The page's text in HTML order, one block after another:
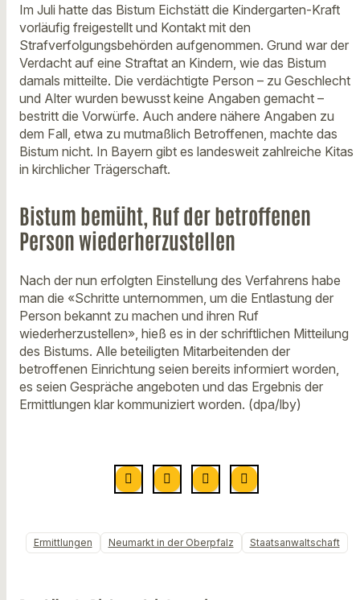
Im Juli hatte das Bistum Eichstätt die Kindergarten-Kraft
vorläufig freigestellt und Kontakt mit den
Strafverfolgungsbehörden aufgenommen. Grund war der
Verdacht auf eine Straftat an Kindern, wie das Bistum
damals mitteilte. Die verdächtigte Person – zu Geschlecht
und Alter wurden bewusst keine Angaben gemacht –
bestritt die Vorwürfe. Auch andere nähere Angaben zu
dem Fall, etwa zu mutmaßlich Betroffenen, machte das
Bistum nicht. In Bayern gibt es landesweit zahlreiche Kitas
in kirchlicher Trägerschaft.
Bistum bemüht, Ruf der betroffenen
Person wiederherzustellen
Nach der nun erfolgten Einstellung des Verfahrens habe
man die «Schritte unternommen, um die Entlastung der
Person bekannt zu machen und ihren Ruf
wiederherzustellen», hieß es in der schriftlichen Mitteilung
des Bistums. Alle beteiligten Mitarbeitenden der
betroffenen Einrichtung seien bereits informiert worden,
es seien Gespräche angeboten und das Ergebnis der
Ermittlungen klar kommuniziert worden. (dpa/lby)
Ermittlungen Neumarkt in der Oberpfalz Staatsanwaltschaft